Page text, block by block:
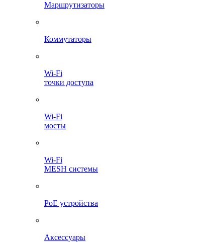
Маршрутизаторы
Коммутаторы
Wi-Fi
точки доступа
Wi-Fi
мосты
Wi-Fi
MESH системы
PoE устройства
Аксессуары